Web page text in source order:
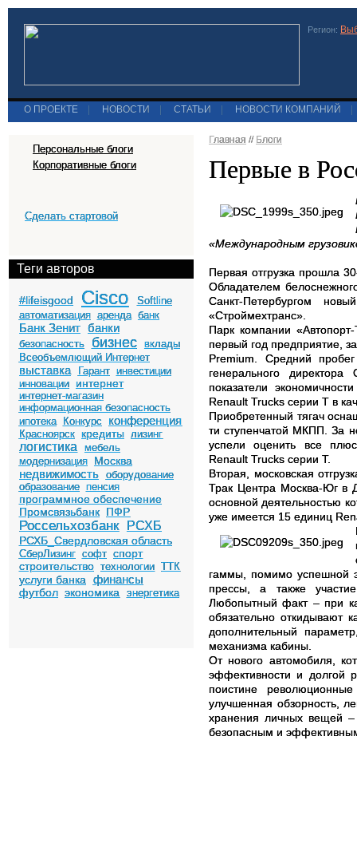
Регион:
О ПРОЕКТЕ НОВОСТИ СТАТЬИ НОВОСТИ КОМПАНИЙ
Персональные блоги
Корпоративные блоги
Сделать стартовой
Теги авторов
#lifeisgood Cisco
Softline
автоматизация аренда банк
Банк Зенит банки
безопасность бизнес
вклады
Всеобъемлющий Интернет
выставка Гарант инвестиции
инновации
интернет
интернет-магазин
информационная безопасность
ипотека
Конкурс конференция
Красноярск кредиты лизинг
логистика
мебель
модернизация
Москва
недвижимость оборудование
образование пенсия
программное обеспечение
Промсвязьбанк ПФР
Россельхозбанк РСХБ
РСХБ_Свердловская область
СберЛизинг софт спорт
строительство технологии ТТК
услуги банка финансы
футбол экономика энергетика
Главная // Блоги
Первые в
«Международным
Первая отгрузка прошла
Обладателем
Санкт-Петербургом
«Строймехтранс».
Парк компании
первый год предприятие,
Premium. Средний
генерального
показатели
Renault Trucks серии Т в
Приобретенный тягач
ти ступенчатой МКПП. За
успели оценить все
Renault Trucks серии Т.
Вторая, московская
Трак Центра Москва-Юг в
основной деятельностью
уже имеется 15 единиц
гаммы, помимо успешной
прессы, а также
Любопытный факт – при
обязательно откидывают
дополнительный
механизма кабины.
От нового автомобиля,
эффективности и долгой
поистине
улучшенная обзорность,
хранения личных вещей –
безопасным и